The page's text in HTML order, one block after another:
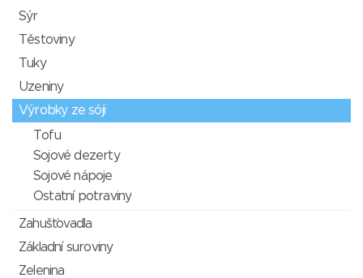
Sýr
Těstoviny
Tuky
Uzeniny
Výrobky ze sóji
Tofu
Sojové dezerty
Sojové nápoje
Ostatní potraviny
Zahušťovadla
Základní suroviny
Zelenina